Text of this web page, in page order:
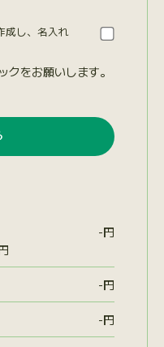
成し、名入れ
をお願いします。
-円
-円
-円